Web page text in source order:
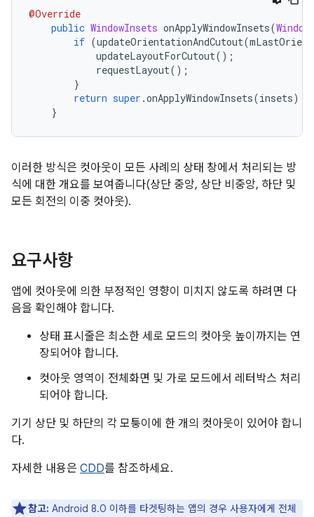
@Override
public WindowInsets onApplyWindowInsets(
if (updateOrientationAndCutout(
updateLayoutForCutout();
requestLayout();
}
return super .onApplyWindowInsets(insets);
}
이러한 방식은 컷아웃이 모든 사례의 상태 창에서 처리되는 방
식에 대한 개요를 보여줍니다(상단 중앙, 상단 비중앙, 하단 및
모든 회전의 이중 컷아웃).
요구사항
앱에 컷아웃에 의한 부정적인 영향이 미치지 않도록 하려면 다
음을 확인해야 합니다.
상태 표시줄은 최소한 세로 모드의 컷아웃 높이까지는 연
장되어야 합니다.
컷아웃 영역이 전체화면 및 가로 모드에서 레터박스 처리
되어야 합니다.
기기 상단 및 하단의 각 모퉁이에 한 개의 컷아웃이 있어야 합니
다.
자세한 내용은 CDD를 참조하세요.
참고: Android 8.0 이하를 타겟팅하는 앱의 경우 사용자에게 전체